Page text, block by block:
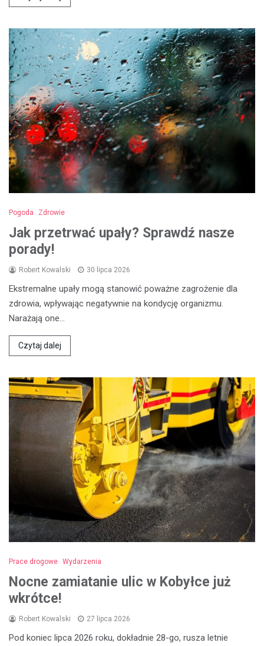
Pogoda Zdrowie
Jak przetrwać upały? Sprawdź nasze
porady!
Robert Kowalski 30 lipca 2026
Ekstremalne upały mogą stanowić poważne zagrożenie dla
zdrowia, wpływając negatywnie na kondycję organizmu.
Narażają one…
Czytaj dalej
Prace drogowe Wydarzenia
Nocne zamiatanie ulic w Kobyłce już
wkrótce!
Robert Kowalski 27 lipca 2026
Pod koniec lipca 2026 roku, dokładnie 28-go, rusza letnie